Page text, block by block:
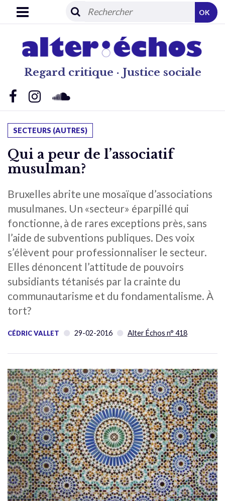
Regard critique · Justice sociale
OK
SECTEURS (AUTRES)
Qui a peur de l’associatif
musulman?
Bruxelles abrite une mosaïque d’associations
musulmanes. Un «secteur» éparpillé qui
fonctionne, à de rares exceptions près, sans
l’aide de subventions publiques. Des voix
s’élèvent pour professionnaliser le secteur.
Elles dénoncent l’attitude de pouvoirs
subsidiants tétanisés par la crainte du
communautarisme et du fondamentalisme. À
tort?
CÉDRIC VALLET 29-02-2016 Alter Échos n° 418